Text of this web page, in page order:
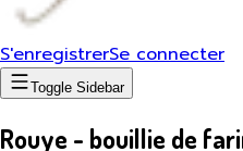
S'enregistrerSe connecter
Toggle Sidebar
Rouye - bouillie de